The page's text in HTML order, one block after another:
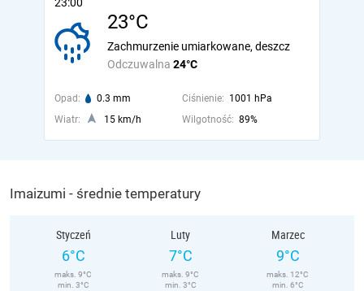
23°C
Odczuwalna 24°C
Zachmurzenie umiarkowane, deszcz
Opad: 0.3 mm Ciśnienie: 1001 hPa
Wiatr:
15 km/h Wilgotność: 89%
Imaizumi - średnie temperatury
Styczeń
6°C
maks. 9°C
min. 3°C
Luty
7°C
maks. 9°C
min. 3°C
Marzec
9°C
maks. 12°C
min. 6°C